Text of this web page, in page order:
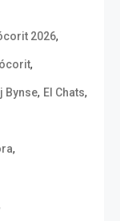
2026,
,
Bynse, El Chats,
,